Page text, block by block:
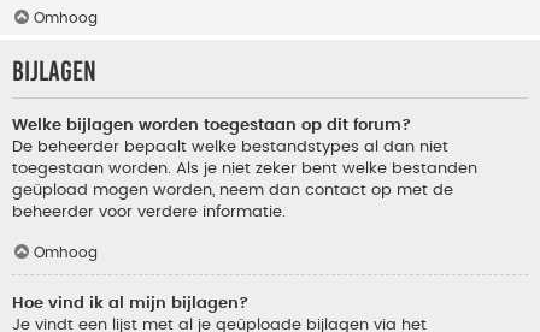
Omhoog
Bijlagen
Welke bijlagen worden toegestaan op dit forum?
De beheerder bepaalt welke bestandstypes al dan niet
toegestaan worden. Als je niet zeker bent welke bestanden
geüpload mogen worden, neem dan contact op met de
beheerder voor verdere informatie.
Omhoog
Hoe vind ik al mijn bijlagen?
Je vindt een lijst met al je geüploade bijlagen via het